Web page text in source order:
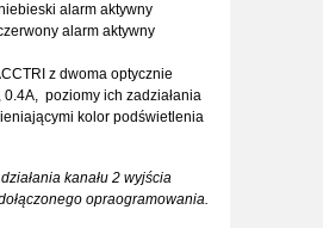
alarm aktywny
alarm aktywny
z dwoma optycznie
poziomy ich zadziałania
kolor podświetlenia
kanału 2 wyjścia
opraogramowania.